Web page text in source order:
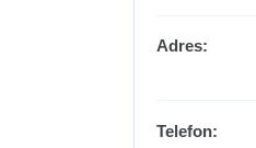
Adres:
Telefon: